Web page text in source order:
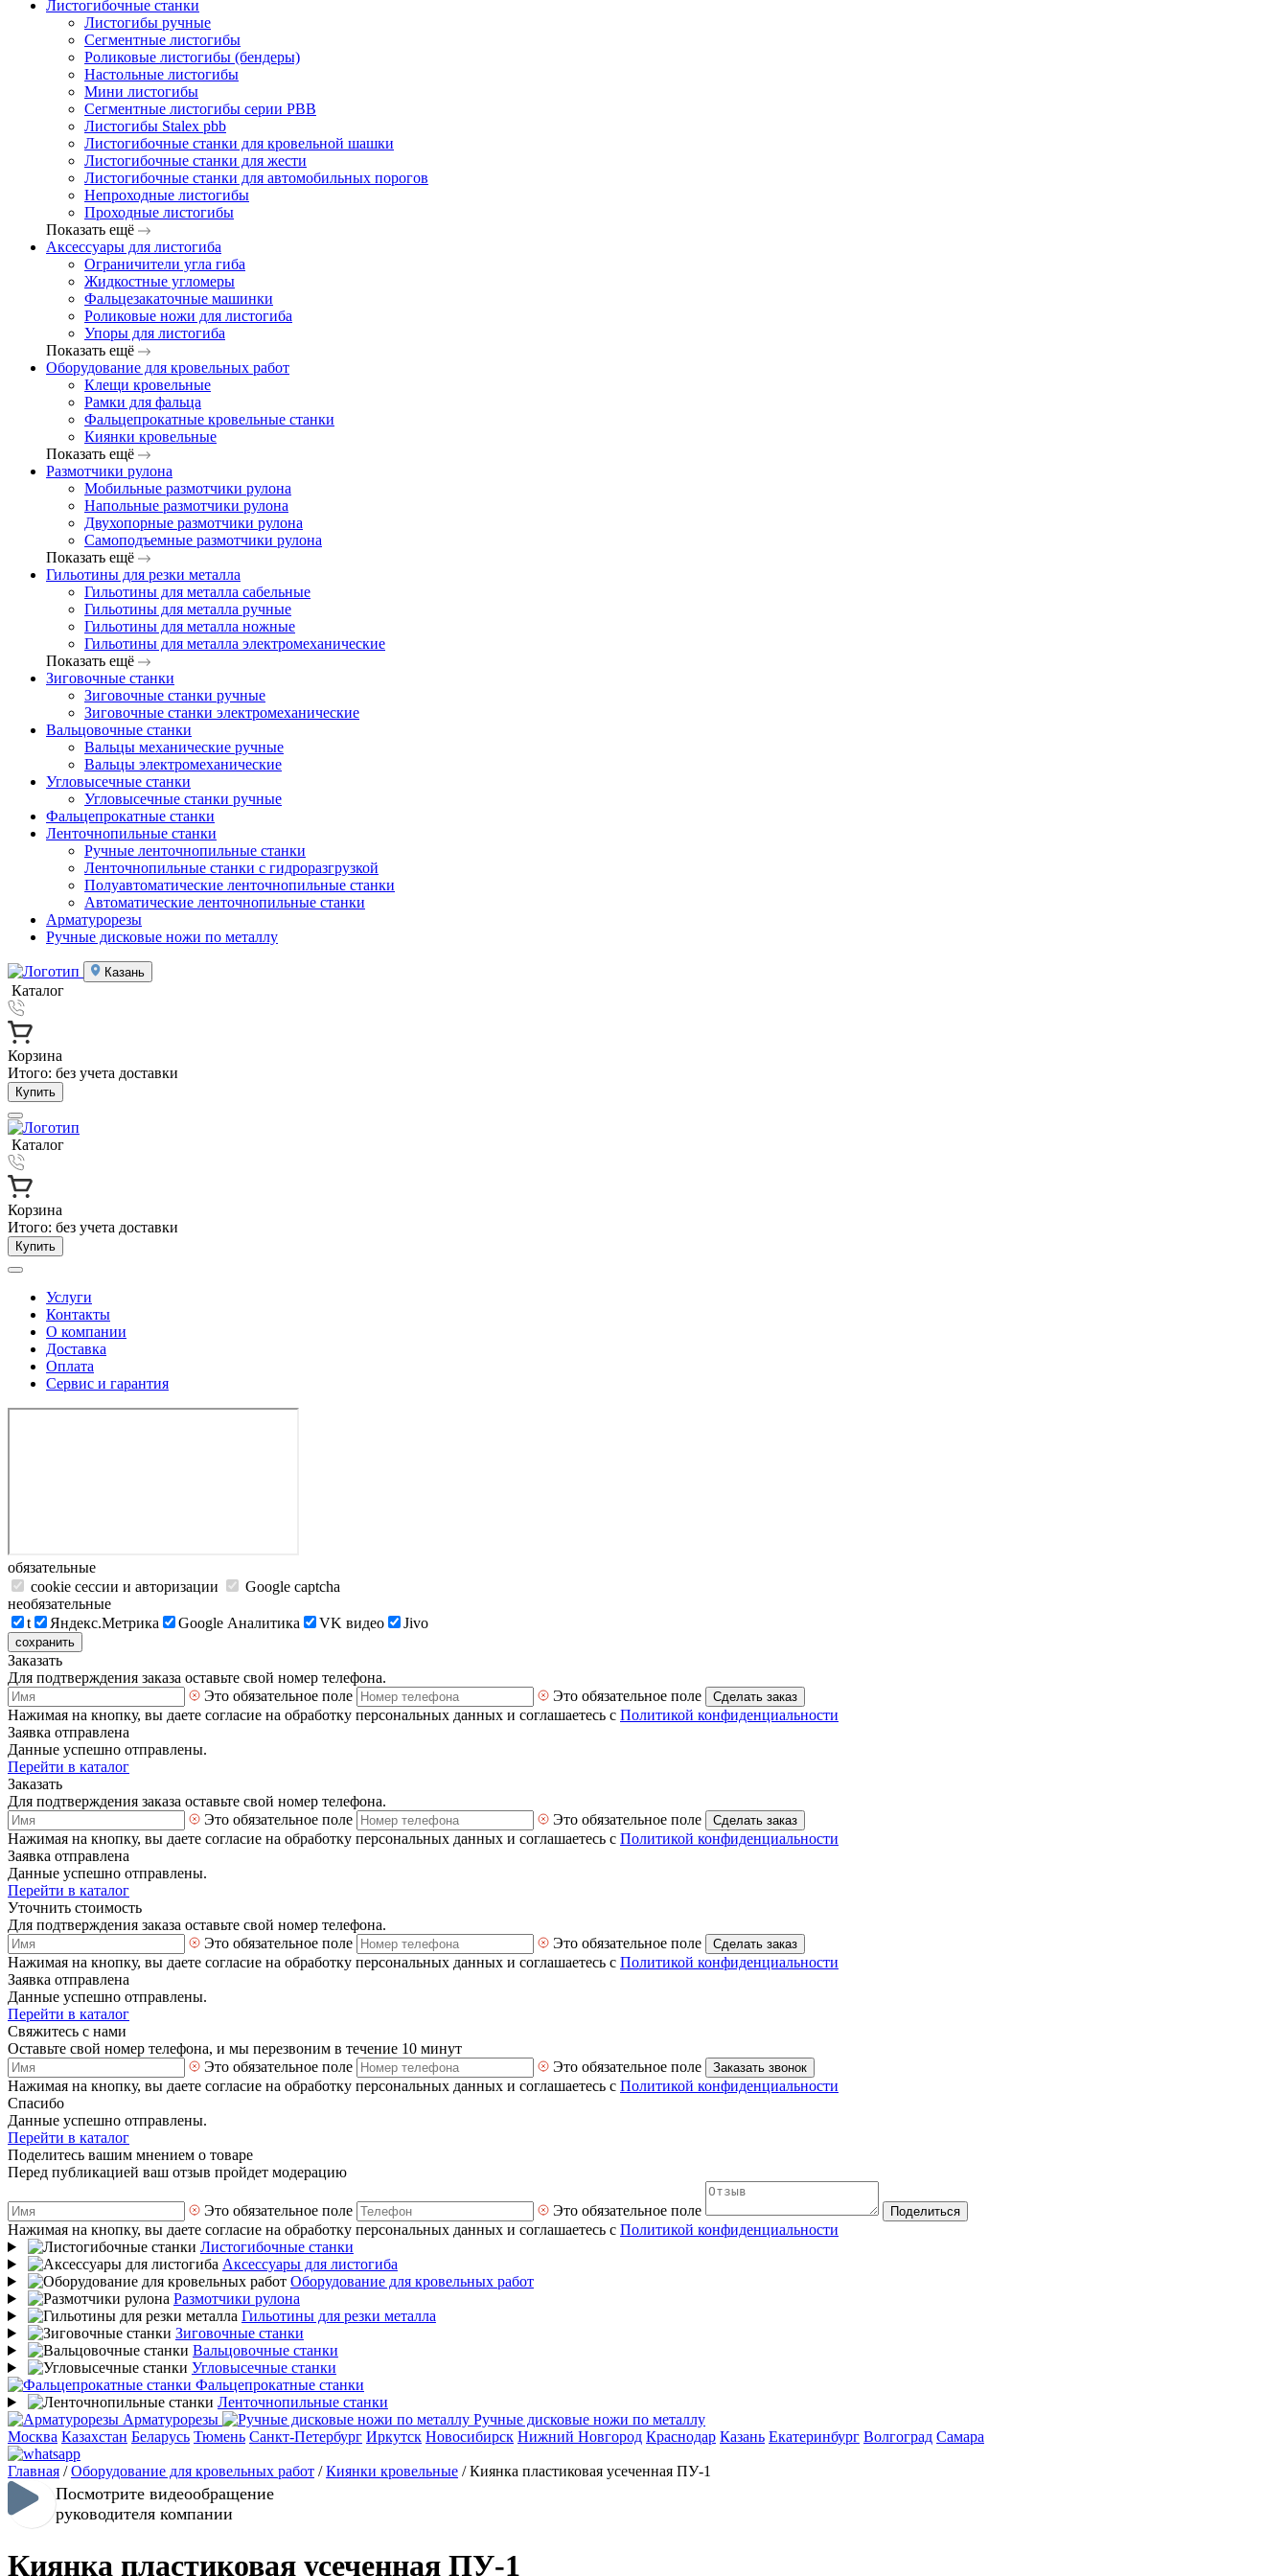
Листогибочные станки
Листогибы ручные
Сегментные листогибы
Роликовые листогибы (бендеры)
Настольные листогибы
Мини листогибы
Сегментные листогибы серии PBB
Листогибы Stalex pbb
Листогибочные станки для кровельной шашки
Листогибочные станки для жести
Листогибочные станки для автомобильных порогов
Непроходные листогибы
Проходные листогибы
Показать ещё
Аксессуары для листогиба
Ограничители угла гиба
Жидкостные угломеры
Фальцезакаточные машинки
Роликовые ножи для листогиба
Упоры для листогиба
Показать ещё
Оборудование для кровельных работ
Клещи кровельные
Рамки для фальца
Фальцепрокатные кровельные станки
Киянки кровельные
Показать ещё
Размотчики рулона
Мобильные размотчики рулона
Напольные размотчики рулона
Двухопорные размотчики рулона
Самоподъемные размотчики рулона
Показать ещё
Гильотины для резки металла
Гильотины для металла сабельные
Гильотины для металла ручные
Гильотины для металла ножные
Гильотины для металла электромеханические
Показать ещё
Зиговочные станки
Зиговочные станки ручные
Зиговочные станки электромеханические
Вальцовочные станки
Вальцы механические ручные
Вальцы электромеханические
Угловысечные станки
Угловысечные станки ручные
Фальцепрокатные станки
Ленточнопильные станки
Ручные ленточнопильные станки
Ленточнопильные станки с гидроразгрузкой
Полуавтоматические ленточнопильные станки
Автоматические ленточнопильные станки
Арматурорезы
Ручные дисковые ножи по металлу
Казань
Каталог
Корзина
Итого: без учета доставки
Купить
Каталог
Корзина
Итого: без учета доставки
Купить
Услуги
Контакты
О компании
Доставка
Оплата
Сервис и гарантия
обязательные
cookie сессии и авторизации
Google captcha
необязательные
t
Яндекс.Метрика Google Аналитика VK видео Jivo
сохранить
Заказать
Для подтверждения заказа оставьте свой номер телефона.
Это обязательное поле
Это обязательное поле Сделать заказ
Нажимая на кнопку, вы даете согласие на обработку персональных данных и соглашаетесь с Политикой конфиденциальности
Заявка отправлена
Данные успешно отправлены.
Перейти в каталог
Заказать
Для подтверждения заказа оставьте свой номер телефона.
Это обязательное поле
Это обязательное поле Сделать заказ
Нажимая на кнопку, вы даете согласие на обработку персональных данных и соглашаетесь с Политикой конфиденциальности
Заявка отправлена
Данные успешно отправлены.
Перейти в каталог
Уточнить стоимость
Для подтверждения заказа оставьте свой номер телефона.
Это обязательное поле
Это обязательное поле Сделать заказ
Нажимая на кнопку, вы даете согласие на обработку персональных данных и соглашаетесь с Политикой конфиденциальности
Заявка отправлена
Данные успешно отправлены.
Перейти в каталог
Свяжитесь с нами
Оставьте свой номер телефона, и мы перезвоним в течение 10 минут
Это обязательное поле
Это обязательное поле Заказать звонок
Нажимая на кнопку, вы даете согласие на обработку персональных данных и соглашаетесь с Политикой конфиденциальности
Спасибо
Данные успешно отправлены.
Перейти в каталог
Поделитесь вашим мнением о товаре
Перед публикацией ваш отзыв пройдет модерацию
Это обязательное поле Это обязательное поле Поделиться
Нажимая на кнопку, вы даете согласие на обработку персональных данных и соглашаетесь с Политикой конфиденциальности
Листогибочные станки
Аксессуары для листогиба
Оборудование для кровельных работ
Размотчики рулона
Гильотины для резки металла
Зиговочные станки
Вальцовочные станки
Угловысечные станки
Фальцепрокатные станки
Ленточнопильные станки
Арматурорезы
Ручные дисковые ножи по металлу
Москва Казахстан Беларусь Тюмень Санкт-Петербург Иркутск Новосибирск Нижний Новгород Краснодар Казань Екатеринбург Волгоград Самара
Главная /Оборудование для кровельных работ /Киянки кровельные /Киянка пластиковая усеченная ПУ-1
Посмотрите видеообращение
руководителя компании
Киянка пластиковая усеченная ПУ-1